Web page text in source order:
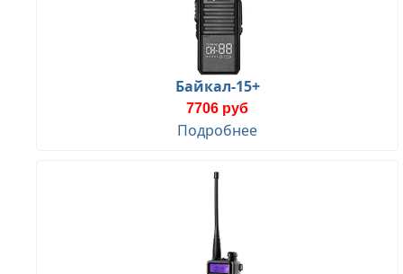
Байкал-15+
7706 руб
Подробнее